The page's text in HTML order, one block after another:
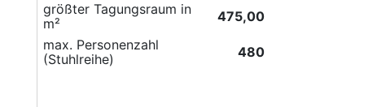
größter Tagungsraum in
m²
475,00
max. Personenzahl
(Stuhlreihe)
480